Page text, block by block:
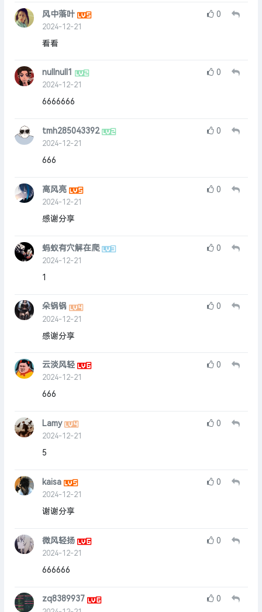
风中落叶
2024-12-21
0
看看
nullnull1
2024-12-21
0
6666666
tmh285043392
2024-12-21
0
666
高风亮
2024-12-21
0
感谢分享
蚂蚁有穴解在爬
2024-12-21
0
1
朵锅锅
2024-12-21
0
感谢分享
云淡风轻
2024-12-21
0
666
Lamy
2024-12-21
0
5
kaisa
2024-12-21
0
谢谢分享
微风轻扬
2024-12-21
0
666666
zq8389937 0